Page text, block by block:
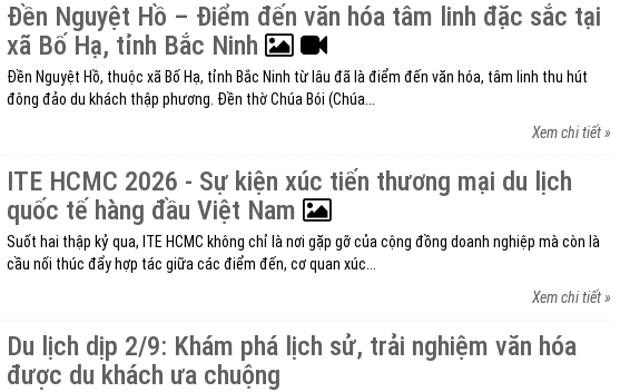
Đền Nguyệt Hồ – Điểm đến văn hóa tâm linh đặc sắc tại
xã Bố Hạ, tỉnh Bắc Ninh
Đền Nguyệt Hồ, thuộc xã Bố Hạ, tỉnh Bắc Ninh từ lâu đã là điểm đến văn hóa, tâm linh thu hút
đông đảo du khách thập phương. Đền thờ Chúa Bói (Chúa...
Xem chi tiết »
ITE HCMC 2026 - Sự kiện xúc tiến thương mại du lịch
quốc tế hàng đầu Việt Nam
Suốt hai thập kỷ qua, ITE HCMC không chỉ là nơi gặp gỡ của cộng đồng doanh nghiệp mà còn là
cầu nối thúc đẩy hợp tác giữa các điểm đến, cơ quan xúc...
Xem chi tiết »
Du lịch dịp 2/9: Khám phá lịch sử, trải nghiệm văn hóa
được du khách ưa chuộng